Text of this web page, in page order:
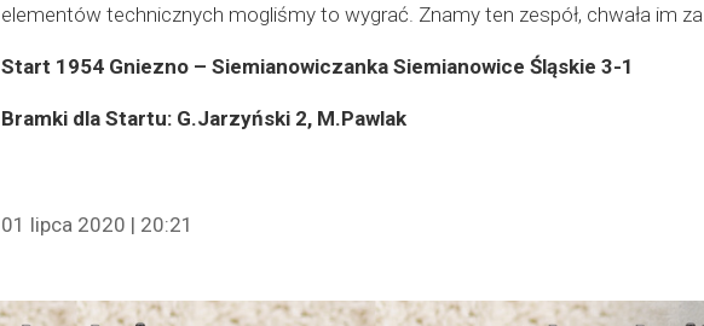
elementów technicznych mogliśmy to wygrać. Znamy ten zespół, chwała im
Start 1954 Gniezno – Siemianowiczanka Siemianowice Śląskie 3-1
Bramki dla Startu: G.Jarzyński 2, M.Pawlak
01 lipca 2020 | 20:21